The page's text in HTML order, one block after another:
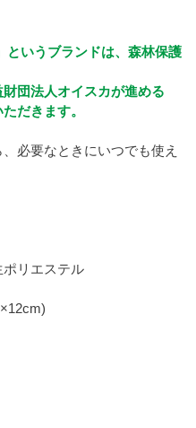
いうブランドは、森林保護
団法人オイスカが進める
だきます。
必要なときにいつでも使え
リエステル